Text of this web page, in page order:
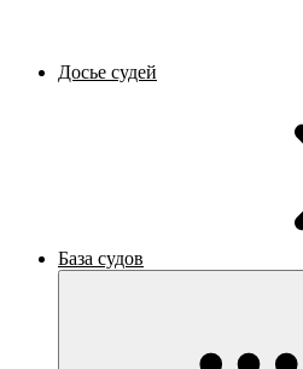
Досье судей
База судов